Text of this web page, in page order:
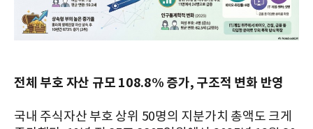
전체 부호 자산 규모 108.8% 증가, 구조적 변화 반영
국내 주식자산 부호 상위 50명의 지분가치 총액도 크게